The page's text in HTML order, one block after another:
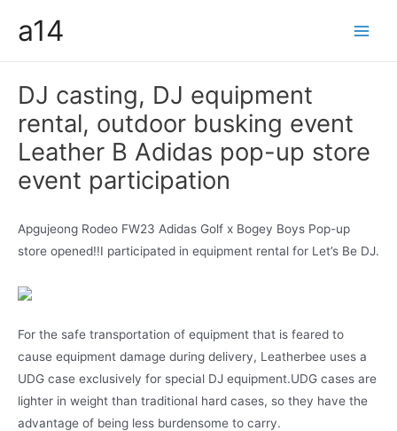
a14
DJ casting, DJ equipment
rental, outdoor busking event
Leather B Adidas pop-up store
event participation
Apgujeong Rodeo FW23 Adidas Golf x Bogey Boys Pop-up
store opened!!I participated in equipment rental for Let’s Be DJ.
For the safe transportation of equipment that is feared to
cause equipment damage during delivery, Leatherbee uses a
UDG case exclusively for special DJ equipment.UDG cases are
lighter in weight than traditional hard cases, so they have the
advantage of being less burdensome to carry.